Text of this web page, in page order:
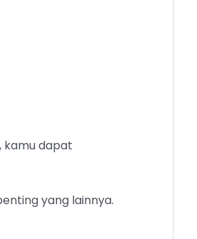
kamu dapat
yang lainnya.